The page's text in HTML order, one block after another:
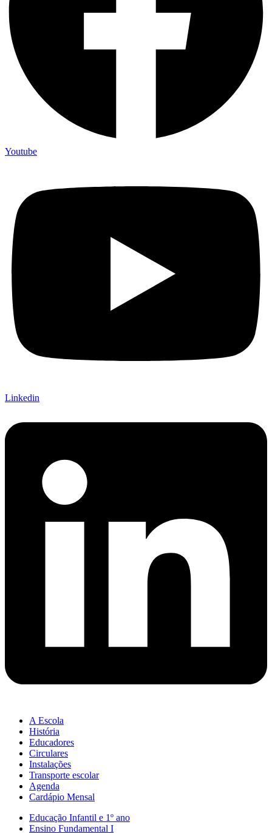
Youtube
Linkedin
A Escola
História
Educadores
Circulares
Instalações
Transporte escolar
Agenda
Cardápio Mensal
Educação Infantil e 1º ano
Ensino Fundamental I